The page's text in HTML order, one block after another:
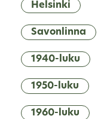
Helsinki
Savonlinna
1940-luku
1950-luku
1960-luku